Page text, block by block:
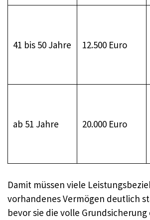
41 bis 50 Jahre 12.500 Euro
ab 51 Jahre 20.000 Euro
Damit müssen viele
vorhandenes Vermögen deutlich
bevor sie die volle